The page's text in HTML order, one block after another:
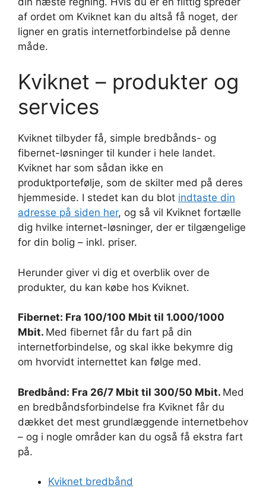
af ordet om Kviknet kan du altså få noget, der
ligner en gratis internetforbindelse på denne
måde.
Kviknet – produkter og
services
Kviknet tilbyder få, simple bredbånds- og
fibernet-løsninger til kunder i hele landet.
Kviknet har som sådan ikke en
produktportefølje, som de skilter med på deres
hjemmeside. I stedet kan du blot indtaste din
adresse på siden her, og så vil Kviknet fortælle
dig hvilke internet-løsninger, der er tilgængelige
for din bolig – inkl. priser.
Herunder giver vi dig et overblik over de
produkter, du kan købe hos Kviknet.
Fibernet: Fra 100/100 Mbit til 1.000/1000
Mbit. Med fibernet får du fart på din
internetforbindelse, og skal ikke bekymre dig
om hvorvidt internettet kan følge med.
Bredbånd: Fra 26/7 Mbit til 300/50 Mbit. Med
en bredbåndsforbindelse fra Kviknet får du
dækket det mest grundlæggende internetbehov
– og i nogle områder kan du også få ekstra fart
på.
Kviknet bredbånd